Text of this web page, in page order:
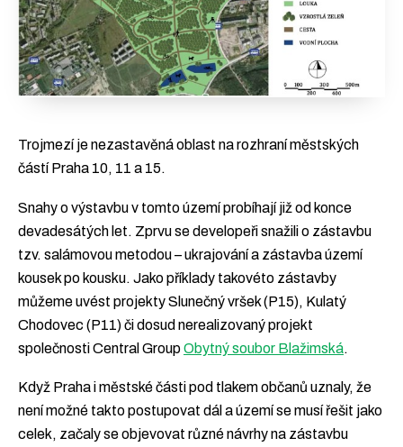
Trojmezí je nezastavěná oblast na rozhraní městských
částí Praha 10, 11 a 15.
Snahy o výstavbu v tomto území probíhají již od konce
devadesátých let. Zprvu se developeři snažili o zástavbu
tzv. salámovou metodou – ukrajování a zástavba území
kousek po kousku. Jako příklady takovéto zástavby
můžeme uvést projekty Slunečný vršek (P15), Kulatý
Chodovec (P11) či dosud nerealizovaný projekt
společnosti Central GroupObytný soubor Blažimská.
Když Praha i městské části pod tlakem občanů uznaly, že
není možné takto postupovat dál a území se musí řešit jako
celek, začaly se objevovat různé návrhy na zástavbu